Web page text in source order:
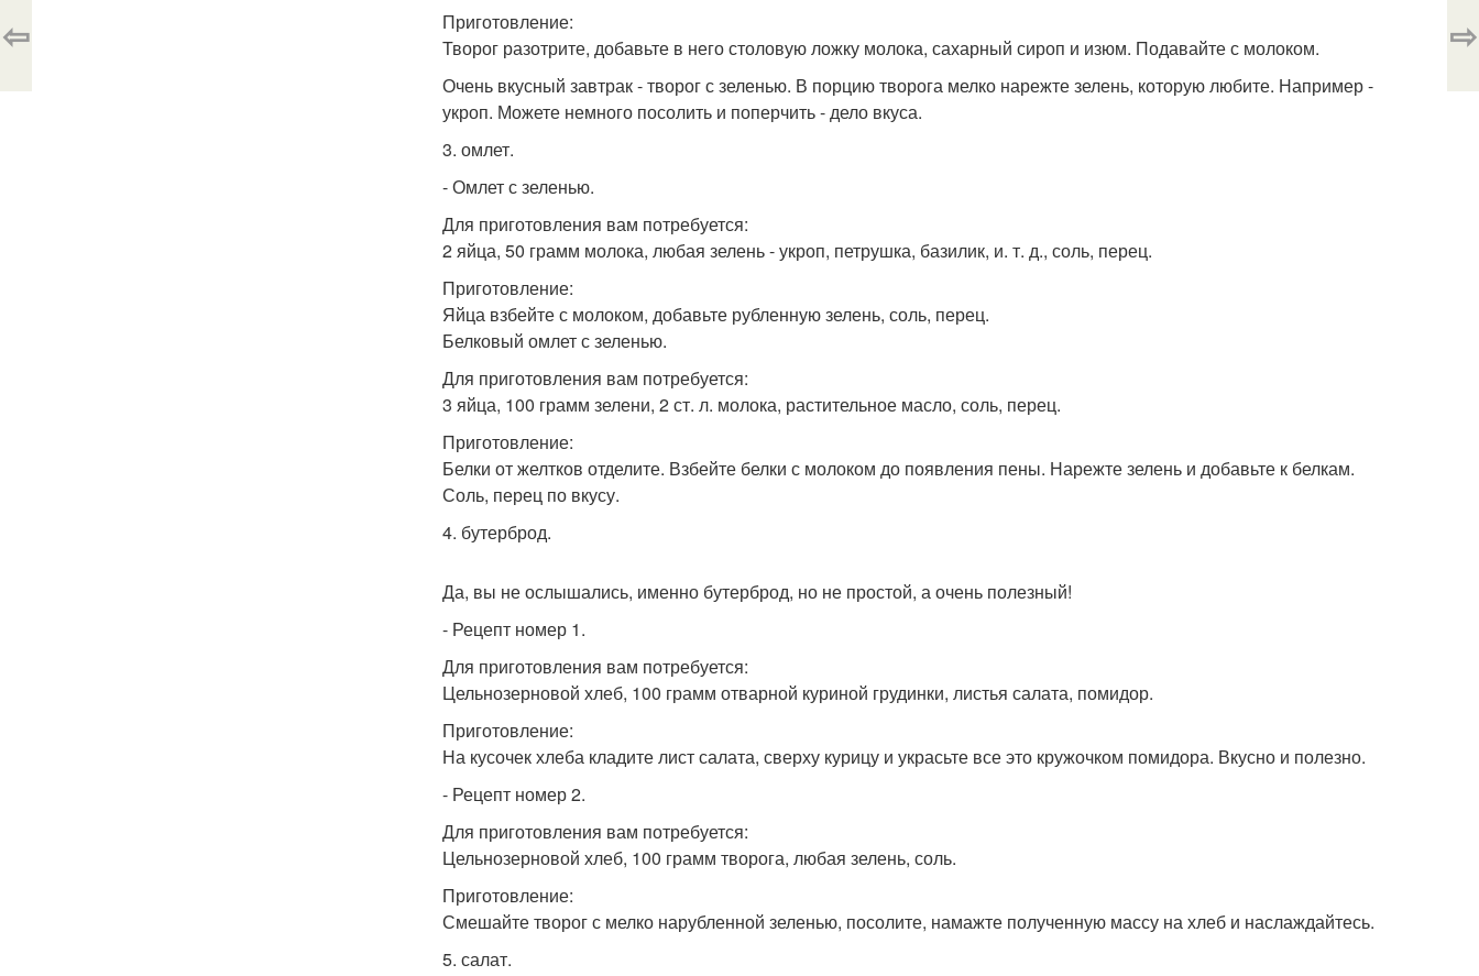
Приготовление:
Творог разотрите, добавьте в него столовую ложку молока, сахарный сироп и изюм. Подавайте с молоком.
Очень вкусный завтрак - творог с зеленью. В порцию творога мелко нарежте зелень, которую любите. Например -
укроп. Можете немного посолить и поперчить - дело вкуса.
3. омлет.
- Омлет с зеленью.
Для приготовления вам потребуется:
2 яйца, 50 грамм молока, любая зелень - укроп, петрушка, базилик, и. т. д., соль, перец.
Приготовление:
Яйца взбейте с молоком, добавьте рубленную зелень, соль, перец.
Белковый омлет с зеленью.
Для приготовления вам потребуется:
3 яйца, 100 грамм зелени, 2 ст. л. молока, растительное масло, соль, перец.
Приготовление:
Белки от желтков отделите. Взбейте белки с молоком до появления пены. Нарежте зелень и добавьте к белкам.
Соль, перец по вкусу.
4. бутерброд.
Да, вы не ослышались, именно бутерброд, но не простой, а очень полезный!
- Рецепт номер 1.
Для приготовления вам потребуется:
Цельнозерновой хлеб, 100 грамм отварной куриной грудинки, листья салата, помидор.
Приготовление:
На кусочек хлеба кладите лист салата, сверху курицу и украсьте все это кружочком помидора. Вкусно и полезно.
- Рецепт номер 2.
Для приготовления вам потребуется:
Цельнозерновой хлеб, 100 грамм творога, любая зелень, соль.
Приготовление:
Смешайте творог с мелко нарубленной зеленью, посолите, намажте полученную массу на хлеб и наслаждайтесь.
5. салат.
⇦ ⇨